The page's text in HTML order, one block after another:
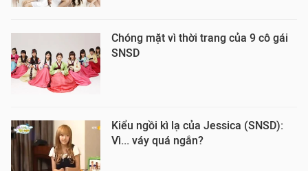
Chóng mặt vì thời trang của 9 cô gái
SNSD
Kiểu ngồi kì lạ của Jessica (SNSD):
Vì... váy quá ngắn?